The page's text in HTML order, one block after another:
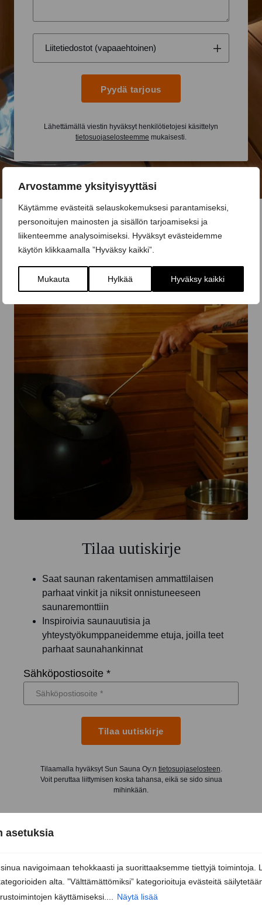
Arvostamme yksityisyyttäsi
Käytämme evästeitä selauskokemuksesi parantamiseksi,
personoitujen mainosten ja sisällön tarjoamiseksi ja
liikenteemme analysoimiseksi. Hyväksyt evästeidemme
käytön klikkaamalla ”Hyväksy kaikki”.
Mukauta Hylkää Hyväksy kaikki
asetuksia
navigoimaan tehokkaasti ja suorittaaksemme tiettyjä toimintoja.
alta. ”Välttämättömiksi” kategorioituja evästeitä
käyttämiseksi....
Näytä lisää
Pyydä tarjous
Lähettämällä viestin hyväksyt henkilötietojesi käsittelyn
tietosuojaselosteemme mukaisesti.
Tilaa uutiskirje
Saat saunan rakentamisen ammattilaisen
parhaat vinkit ja niksit onnistuneeseen
saunaremonttiin
Inspiroivia saunauutisia ja
yhteystyökumppaneidemme etuja, joilla teet
parhaat saunahankinnat
Sähköpostiosoite *
Tilaa uutiskirje
Tilaamalla hyväksyt Sun Sauna Oy:n tietosuojaselosteen
Voit peruttaa liittymisen koska tahansa, eikä se sido sinua
mihinkään.